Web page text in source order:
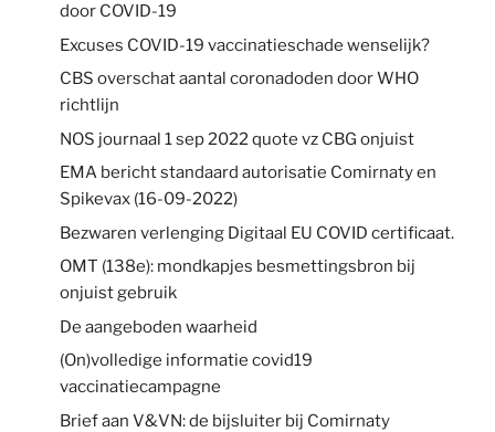
door COVID-19
Excuses COVID-19 vaccinatieschade wenselijk?
CBS overschat aantal coronadoden door WHO
richtlijn
NOS journaal 1 sep 2022 quote vz CBG onjuist
EMA bericht standaard autorisatie Comirnaty en
Spikevax (16-09-2022)
Bezwaren verlenging Digitaal EU COVID certificaat.
OMT (138e): mondkapjes besmettingsbron bij
onjuist gebruik
De aangeboden waarheid
(On)volledige informatie covid19
vaccinatiecampagne
Brief aan V&VN: de bijsluiter bij Comirnaty